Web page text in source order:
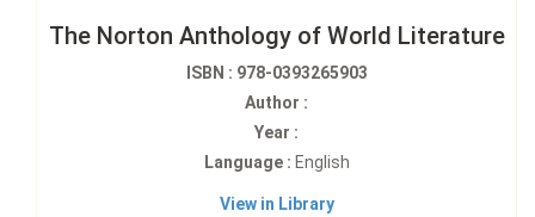
The Norton Anthology of World Literature
ISBN : 978-0393265903
Author :
Year :
Language : English
View in Library